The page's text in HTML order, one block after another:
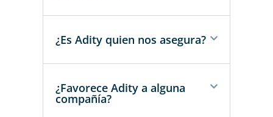
¿Es Adity quien nos asegura?
¿Favorece Adity a alguna
compañía?